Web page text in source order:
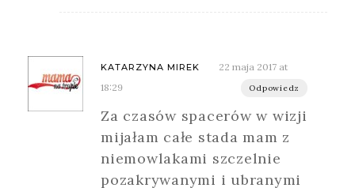
KATARZYNA MIREK
22 maja 2017 at
18:29
Odpowiedz
Za czasów spacerów w wizji
mijałam całe stada mam z
niemowlakami szczelnie
pozakrywanymi i ubranymi